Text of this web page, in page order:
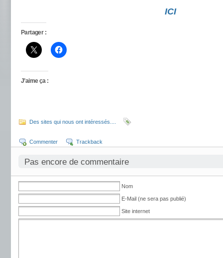
ICI
Partager :
J’aime ça :
Des sites qui nous ont intéressés....
Commenter Trackback
Pas encore de commentaire
Nom
E-Mail (ne sera pas publié)
Site internet